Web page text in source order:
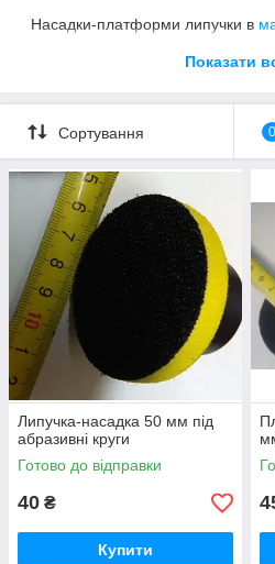
Насадки-платформи липучки в
Показати
Сортування 0
Липучка-насадка 50 мм під
абразивні круги
Готово до відправки
40 ₴
Купити